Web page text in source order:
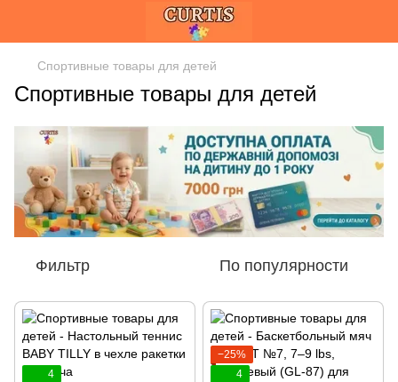
Спортивные товары для детей
Спортивные товары для детей
Фильтр По популярности
4
−25%
4